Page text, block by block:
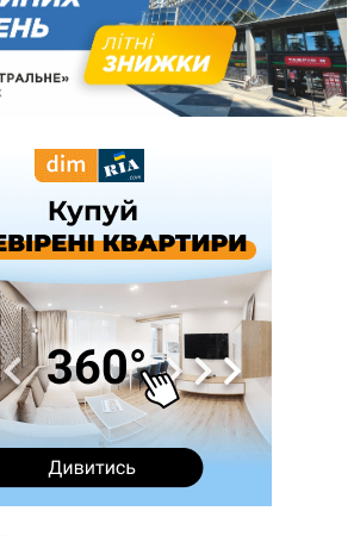
зростанням цін на житло
купатися на Прикарпатті?
дружина загиблого воїна створила
7'Я», аби підтримувати військових та їхні
з вулиць встановлять комплекс
швидкості
життя трьох воїнів з Прикарпаття
викрили масштабну схему незаконного
з обліку
буде знято». На громадських слуханнях в
як вирішити питання джипінгу в
які виявляє профілактичне обстеження
тривають останні приготування до
зафіксували найбільшу спеку за всю історію